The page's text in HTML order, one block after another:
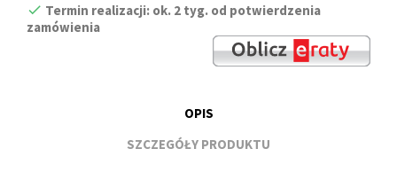
Termin realizacji: ok. 2 tyg. od potwierdzenia
zamówienia
OPIS
SZCZEGÓŁY PRODUKTU